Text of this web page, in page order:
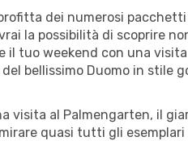
dei numerosi
la possibilità di scoprire
tuo weekend con una
bellissimo Duomo in stile
visita al Palmengarten, il
quasi tutti gli